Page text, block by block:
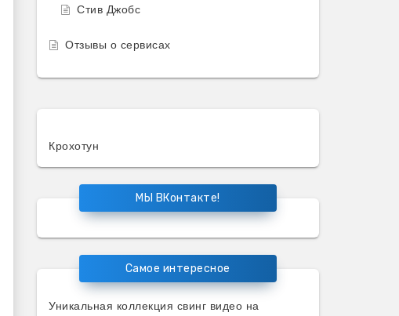
Стив Джобс
Отзывы о сервисах
Крохотун
МЫ ВКонтакте!
Самое интересное
Уникальная коллекция свинг видео на